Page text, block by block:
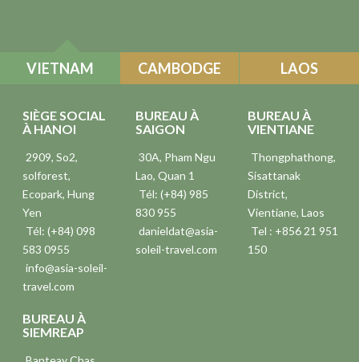
VIETNAM CAMBODGE LAOS
SIÈGE SOCIAL
À HANOI
2909, So2,
solforest,
Ecopark, Hung
Yen
Tél: (+84) 098
583 0955
info@asia-soleil-
travel.com
BUREAU À
SAIGON
30A, Pham Ngu
Lao, Quan 1
Tél: (+84) 985
830 955
danieldat@asia-
soleil-travel.com
BUREAU À
VIENTIANE
Thongphathong,
Sisattanak
District,
Vientiane, Laos
Tel : +856 21 951
150
BUREAU À
SIEMREAP